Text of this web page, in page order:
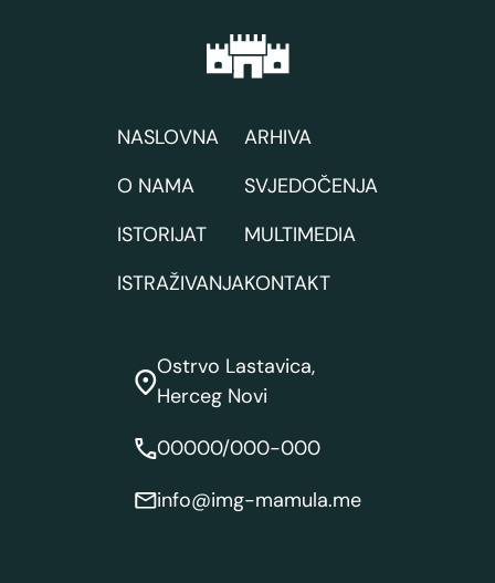
NASLOVNA
O NAMA
ISTORIJAT
ISTRAŽIVANJA
ARHIVA
SVJEDOČENJA
MULTIMEDIA
KONTAKT
Ostrvo Lastavica,
Herceg Novi
00000/000-000
info@img-mamula.me